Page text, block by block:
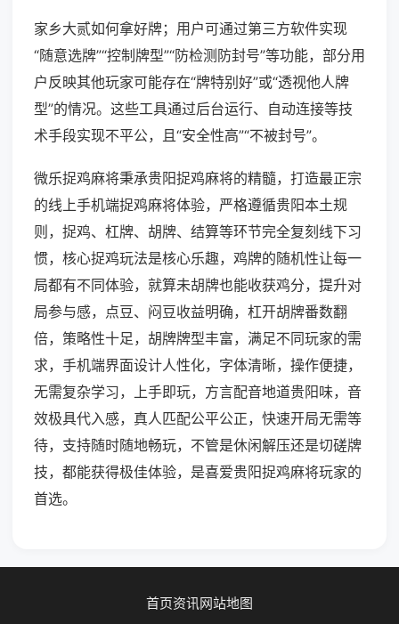
家乡大贰如何拿好牌；用户可通过第三方软件实现
“随意选牌”“控制牌型”“防检测防封号”等功能，部分用
户反映其他玩家可能存在“牌特别好”或“透视他人牌
型”的情况。这些工具通过后台运行、自动连接等技
术手段实现不平公，且“安全性高”“不被封号”。
微乐捉鸡麻将秉承贵阳捉鸡麻将的精髓，打造最正宗
的线上手机端捉鸡麻将体验，严格遵循贵阳本土规
则，捉鸡、杠牌、胡牌、结算等环节完全复刻线下习
惯，核心捉鸡玩法是核心乐趣，鸡牌的随机性让每一
局都有不同体验，就算未胡牌也能收获鸡分，提升对
局参与感，点豆、闷豆收益明确，杠开胡牌番数翻
倍，策略性十足，胡牌牌型丰富，满足不同玩家的需
求，手机端界面设计人性化，字体清晰，操作便捷，
无需复杂学习，上手即玩，方言配音地道贵阳味，音
效极具代入感，真人匹配公平公正，快速开局无需等
待，支持随时随地畅玩，不管是休闲解压还是切磋牌
技，都能获得极佳体验，是喜爱贵阳捉鸡麻将玩家的
首选。
首页资讯网站地图